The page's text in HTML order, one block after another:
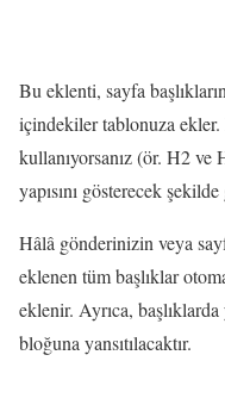
Bu eklenti, sayfa
içindekiler tablonuza
kullanıyorsanız (ör. H2
yapısını gösterecek
Hâlâ gönderinizin veya
eklenen tüm başlıklar
eklenir. Ayrıca,
bloğuna yansıtılacaktır.